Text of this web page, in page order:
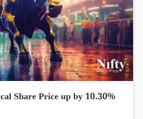
Share Price up by 10.30%